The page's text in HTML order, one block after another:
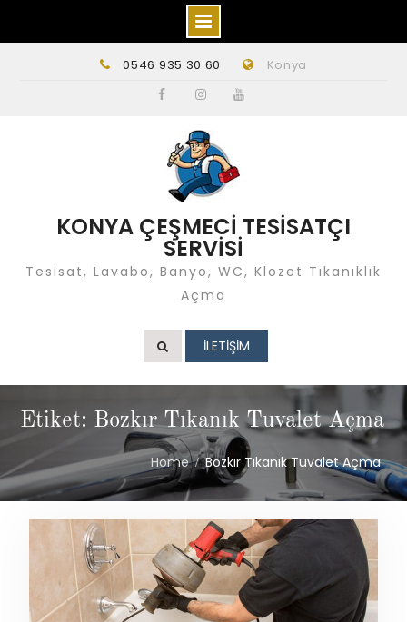
0546 935 30 60 Konya
KONYA ÇEŞMECİ TESİSATÇI
SERVİSİ
Tesisat, Lavabo, Banyo, WC, Klozet Tıkanıklık
Açma
İLETİŞİM
Etiket: Bozkır Tıkanık Tuvalet Açma
Home Bozkır Tıkanık Tuvalet Açma